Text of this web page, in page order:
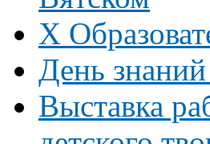
Х
День
Выставка